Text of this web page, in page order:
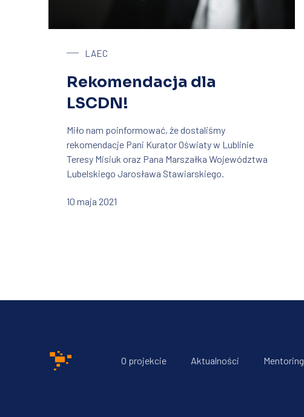
LAEC
Rekomendacja dla
LSCDN!
Miło nam poinformować, że dostaliśmy
rekomendacje Pani Kurator Oświaty w Lublinie
Teresy Misiuk oraz Pana Marszałka Województwa
Lubelskiego Jarosława Stawiarskiego.
10 maja 2021
O projekcie Aktualności Mentoring